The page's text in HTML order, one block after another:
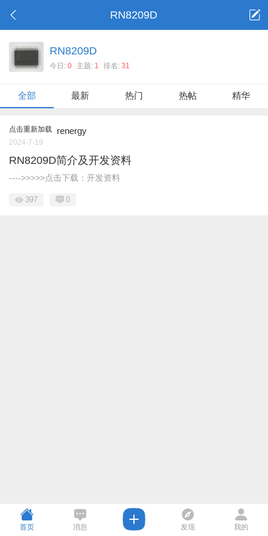
RN8209D
RN8209D
今日: 0 主题: 1 排名: 31
全部 最新 热门 热帖 精华
点击重新加载 renergy
2024-7-19
RN8209D简介及开发资料
---->>>>>点击下载：开发资料
397 0
首页 消息 发现 我的